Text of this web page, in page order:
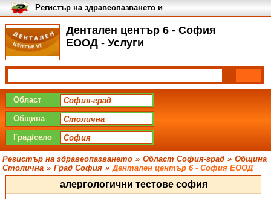
Дентален център 6 - София
ЕООД - Услуги
Регистър на здравеопазването и
медицинските заведения в
България
Област
Община
Град/село
Регистър на здравеопазването » Област София-град » Община
Столична » Град София » Дентален център 6 - София ЕООД
алергологични тестове софия